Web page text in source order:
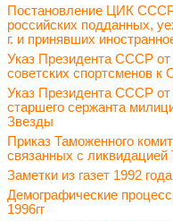
Постановление ЦИК
российских подданных,
г. и принявших
Указ Президента СССР от
советских спортсменов к
Указ Президента СССР
старшего сержанта
Звезды
Приказ Таможенного
связанных с
Заметки из газет 1992 года
Демографические
1996гг